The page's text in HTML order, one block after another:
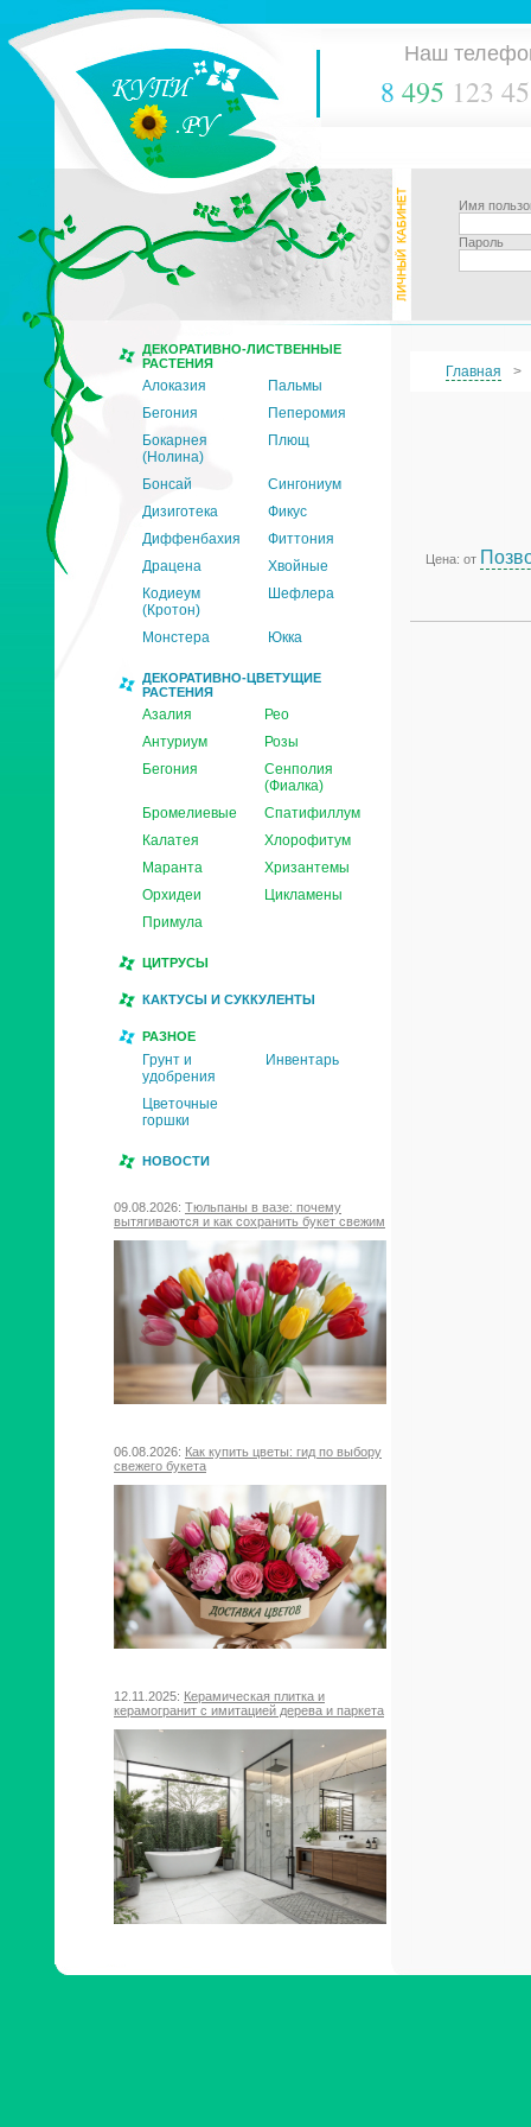
Наш
8 495 123
Имя
Пароль
ДЕКОРАТИВНО-ЛИСТВЕННЫЕ
РАСТЕНИЯ
Алоказия
Пальмы
Бегония
Пеперомия
Бокарнея
(Нолина)
Плющ
Бонсай
Сингониум
Дизиготека
Фикус
Диффенбахия
Фиттония
Драцена
Хвойные
Кодиеум
(Кротон)
Шефлера
Монстера Юкка
ДЕКОРАТИВНО-ЦВЕТУЩИЕ
РАСТЕНИЯ
Азалия
Рео
Антуриум
Розы
Бегония
Сенполия
(Фиалка)
Бромелиевые
Спатифиллум
Калатея
Хлорофитум
Маранта
Хризантемы
Орхидеи
Цикламены
Примула
ЦИТРУСЫ
КАКТУСЫ И СУККУЛЕНТЫ
РАЗНОЕ
Грунт и
удобрения
Инвентарь
Цветочные
горшки
НОВОСТИ
09.08.2026: Тюльпаны в вазе: почему
вытягиваются и как сохранить букет свежим
06.08.2026: Как купить цветы: гид по выбору
свежего букета
12.11.2025: Керамическая плитка и
керамогранит с имитацией дерева и паркета
Главная
Цена: от